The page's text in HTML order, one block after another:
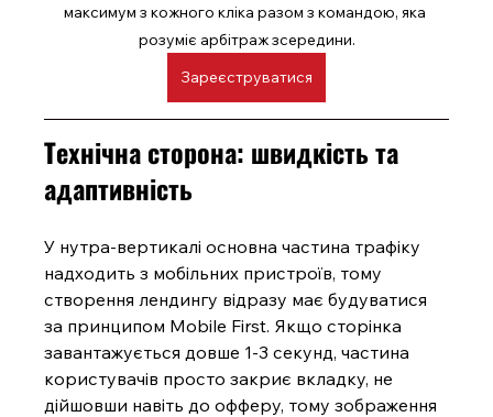
максимум з кожного кліка разом з командою, яка
розуміє арбітраж зсередини.
Зареєструватися
Технічна сторона: швидкість та
адаптивність
У нутра-вертикалі основна частина трафіку
надходить з мобільних пристроїв, тому
створення лендингу відразу має будуватися
за принципом Mobile First. Якщо сторінка
завантажується довше 1-3 секунд, частина
користувачів просто закриє вкладку, не
дійшовши навіть до офферу, тому зображення